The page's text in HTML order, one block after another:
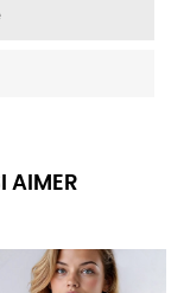
AIMER